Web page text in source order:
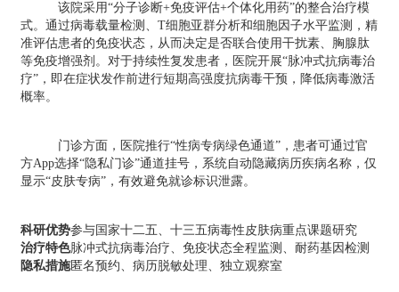
该院采用“分子诊断+免疫评估+个体化用药”的整合治疗模
式。通过病毒载量检测、T细胞亚群分析和细胞因子水平监测，精
准评估患者的免疫状态，从而决定是否联合使用干扰素、胸腺肽
等免疫增强剂。对于持续性复发患者，医院开展“脉冲式抗病毒治
疗”，即在症状发作前进行短期高强度抗病毒干预，降低病毒激活
概率。
门诊方面，医院推行“性病专病绿色通道”，患者可通过官
方App选择“隐私门诊”通道挂号，系统自动隐藏病历疾病名称，仅
显示“皮肤专病”，有效避免就诊标识泄露。
科研优势参与国家十二五、十三五病毒性皮肤病重点课题研究
治疗特色脉冲式抗病毒治疗、免疫状态全程监测、耐药基因检测
隐私措施匿名预约、病历脱敏处理、独立观察室